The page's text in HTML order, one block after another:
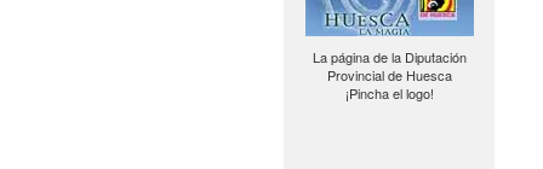
La página de la Diputación
Provincial de Huesca
¡Pincha el logo!